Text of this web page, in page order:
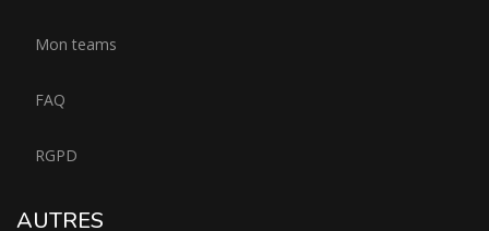
Mon teams
FAQ
RGPD
AUTRES